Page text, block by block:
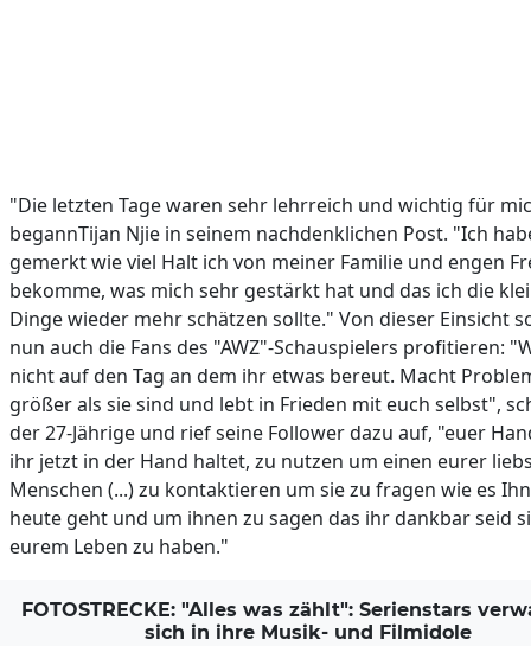
"Die letzten Tage waren sehr lehrreich und wichtig für
begannTijan Njie in seinem nachdenklichen Post. "Ich
gemerkt wie viel Halt ich von meiner Familie und engen
bekomme, was mich sehr gestärkt hat und das ich die
Dinge wieder mehr schätzen sollte." Von dieser Einsicht
nun auch die Fans des "AWZ"-Schauspielers profitieren:
nicht auf den Tag an dem ihr etwas bereut. Macht
größer als sie sind und lebt in Frieden mit euch selbst",
der 27-Jährige und rief seine Follower dazu auf, "euer
ihr jetzt in der Hand haltet, zu nutzen um einen eurer
Menschen (...) zu kontaktieren um sie zu fragen wie es
heute geht und um ihnen zu sagen das ihr dankbar seid
eurem Leben zu haben."
FOTOSTRECKE: "Alles was zählt": Serienstars
sich in ihre Musik- und Filmidole